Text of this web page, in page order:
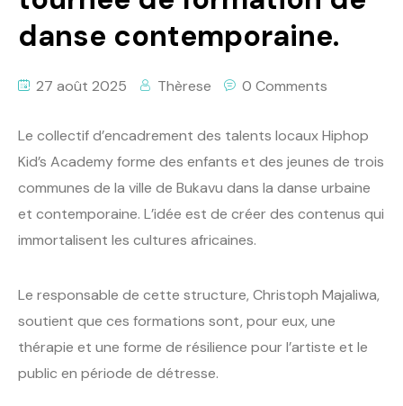
danse contemporaine.
27 août 2025 Thèrese 0 Comments
Le collectif d’encadrement des talents locaux Hiphop
Kid’s Academy forme des enfants et des jeunes de trois
communes de la ville de Bukavu dans la danse urbaine
et contemporaine. L’idée est de créer des contenus qui
immortalisent les cultures africaines.
Le responsable de cette structure, Christoph Majaliwa,
soutient que ces formations sont, pour eux, une
thérapie et une forme de résilience pour l’artiste et le
public en période de détresse.